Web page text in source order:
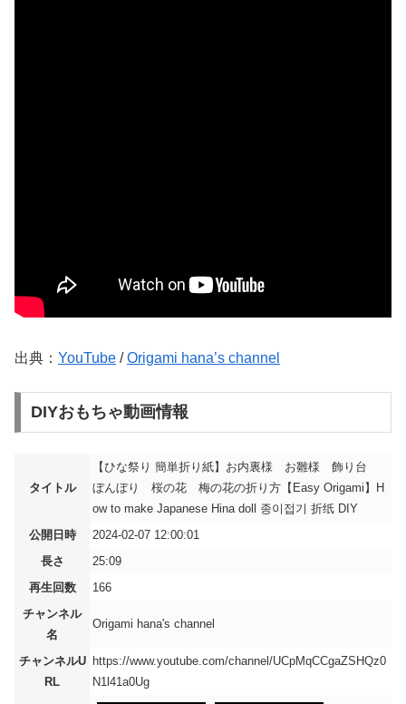
出典： YouTube /Origami hana’s channel
DIYおもちゃ動画情報
タイトル
【ひな祭り 簡単折り紙】お内裏様 お雛様 飾り台
ぼんぼり 桜の花 梅の花の折り方【Easy Origami】H
ow to make Japanese Hina doll 종이접기 折纸 DIY
公開日時
2024-02-07 12:00:01
長さ
25:09
再生回数
166
チャンネル
名
Origami hana's channel
チャンネルU
RL
https://www.youtube.com/channel/UCpMqCCgaZSHQz0
N1l41a0Ug